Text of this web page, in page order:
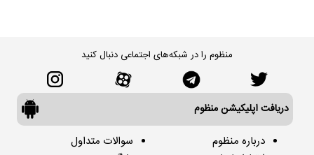
منظوم را در شبکه‌های اجتماعی دنبال کنید
دریافت اپلیکیشن منظوم
درباره منظوم
سوالات متداول